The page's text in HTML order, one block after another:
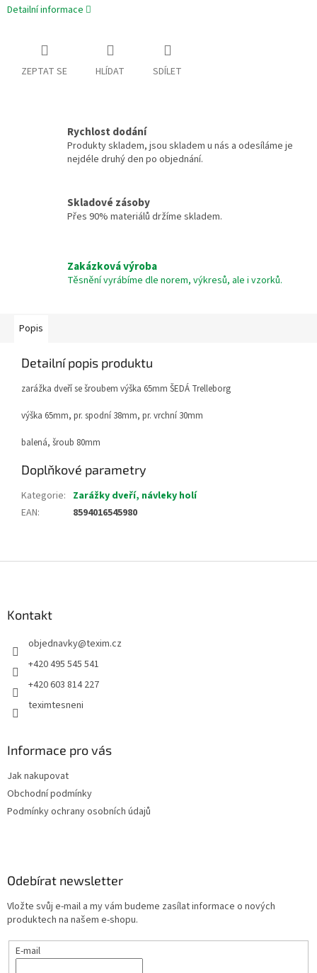
Detailní informace
ZEPTAT SE HLÍDAT SDÍLET
Rychlost dodání
Produkty skladem, jsou skladem u nás a odesíláme je
nejdéle druhý den po objednání.
Skladové zásoby
Přes 90% materiálů držíme skladem.
Zakázková výroba
Těsnění vyrábíme dle norem, výkresů, ale i vzorků.
Popis
Detailní popis produktu
zarážka dveří se šroubem výška 65mm ŠEDÁ Trelleborg
výška 65mm, pr. spodní 38mm, pr. vrchní 30mm
balená, šroub 80mm
Doplňkové parametry
Kategorie: Zarážky dveří, návleky holí
EAN: 8594016545980
Kontakt
objednavky@texim.cz
+420 495 545 541
+420 603 814 227
teximtesneni
Informace pro vás
Jak nakupovat
Obchodní podmínky
Podmínky ochrany osobních údajů
Odebírat newsletter
Vložte svůj e-mail a my vám budeme zasílat informace o nových
produktech na našem e-shopu.
E-mail